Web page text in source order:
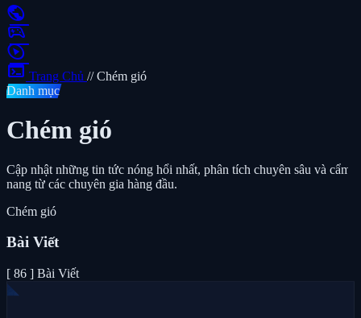
public
sports_esports
play_circle
terminal Trang Chủ // Chém gió
Danh mục
Chém gió
Cập nhật những tin tức nóng hổi nhất, phân tích chuyên sâu và cẩm
nang từ các chuyên gia hàng đầu.
Chém gió
Bài Viết
[ 86 ] Bài Viết